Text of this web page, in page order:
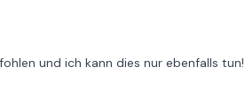
und ich kann dies nur ebenfalls tun!